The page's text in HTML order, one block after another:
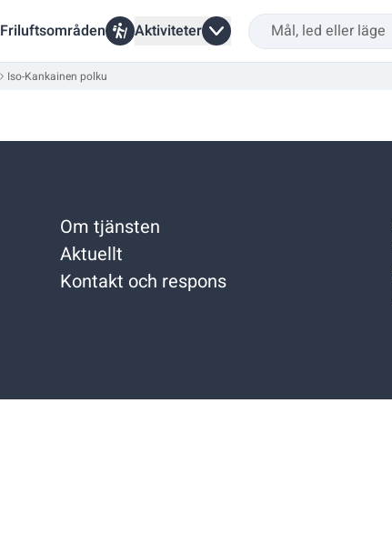
Friluftsområden Aktiviteter
Iso-Kankainen polku
Om tjänsten
Aktuellt
Kontakt och respons